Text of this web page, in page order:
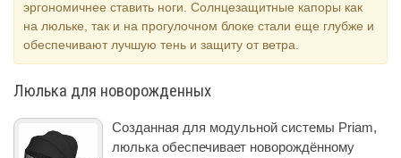
эргономичнее ставить ноги. Солнцезащитные капоры как
на люльке, так и на прогулочном блоке стали еще глубже и
обеспечивают лучшую тень и защиту от ветра.
Люлька для новорожденных
Созданная для модульной системы Priam,
люлька обеспечивает новорождённому